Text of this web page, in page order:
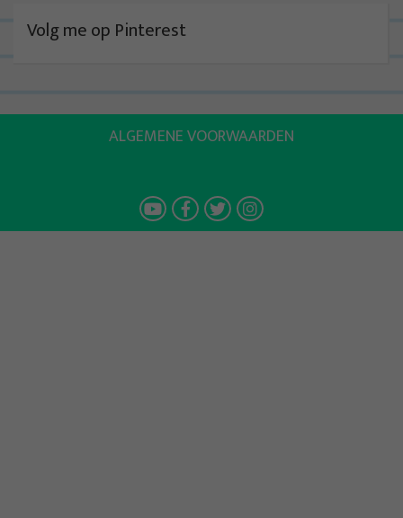
Volg me op Pinterest
ALGEMENE VOORWAARDEN